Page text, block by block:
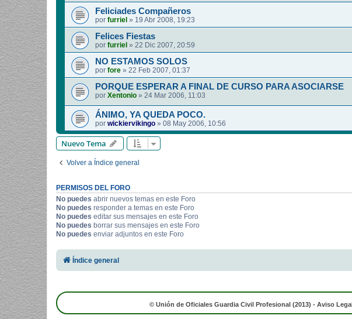
Feliciades Compañeros
por furriel » 19 Abr 2008, 19:23
Felices Fiestas
por furriel » 22 Dic 2007, 20:59
NO ESTAMOS SOLOS
por fore » 22 Feb 2007, 01:37
PORQUE ESPERAR A FINAL DE CURSO PARA ASOCIARSE
por Xentonio » 24 Mar 2006, 11:03
ÁNIMO, YA QUEDA POCO.
por wickiervikingo » 08 May 2006, 10:56
Nuevo Tema
Volver a Índice general
PERMISOS DEL FORO
No puedes abrir nuevos temas en este Foro
No puedes responder a temas en este Foro
No puedes editar sus mensajes en este Foro
No puedes borrar sus mensajes en este Foro
No puedes enviar adjuntos en este Foro
Índice general
© Unión de Oficiales Guardia Civil Profesional (2013) - Aviso Legal